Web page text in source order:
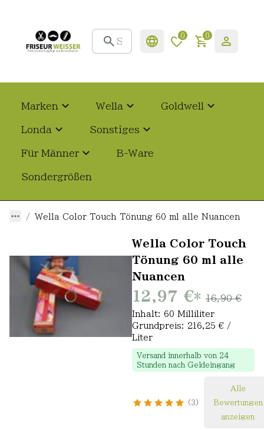
0 0
Marken Wella Goldwell
Londa Sonstiges
Für Männer B-Ware
Sondergrößen
Wella Color Touch Tönung 60 ml alle Nuancen
Wella Color Touch
Tönung 60 ml alle
Nuancen
12,97 €* 16,90 €
Inhalt: 60 Milliliter
Grundpreis: 216,25 € /
Liter
Versand innerhalb von 24
Stunden nach Geldeingang
3
Alle
Bewertungen
anzeigen